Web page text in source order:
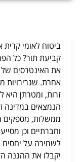
ביטוח לאומי קרית
קביעת תור? כל
את האינטרסים
אחרת. שגרירויות
זרות, ומטרתן היא
הנמצאים במדינה
ממשלות, מספקים
וחברתיים וכן
לשמירה על יחסים
יקבלו את ההגנה